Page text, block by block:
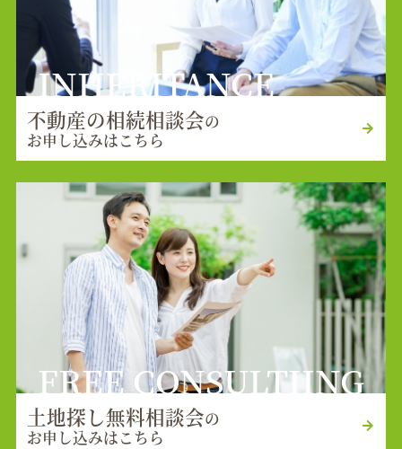
INHERITANCE
不動産の相続相談会の
お申し込みはこちら
FREE CONSULTIING
土地探し無料相談会の
お申し込みはこちら